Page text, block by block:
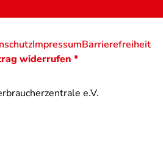
e.V.
ImpressumBarrierefreiheit
widerrufen *